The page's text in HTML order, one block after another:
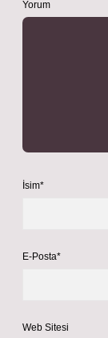
Yorum
İsim*
E-Posta*
Web Sitesi